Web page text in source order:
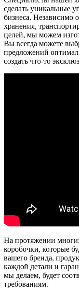
сделать уникальные
бизнеса. Независимо
хранения,
целей, мы можем
Вы всегда можете
предложений
создать что-то
На протяжении
коробочки, которые
вашего бренда,
каждой детали и
мы делаем, будет
требованиям.